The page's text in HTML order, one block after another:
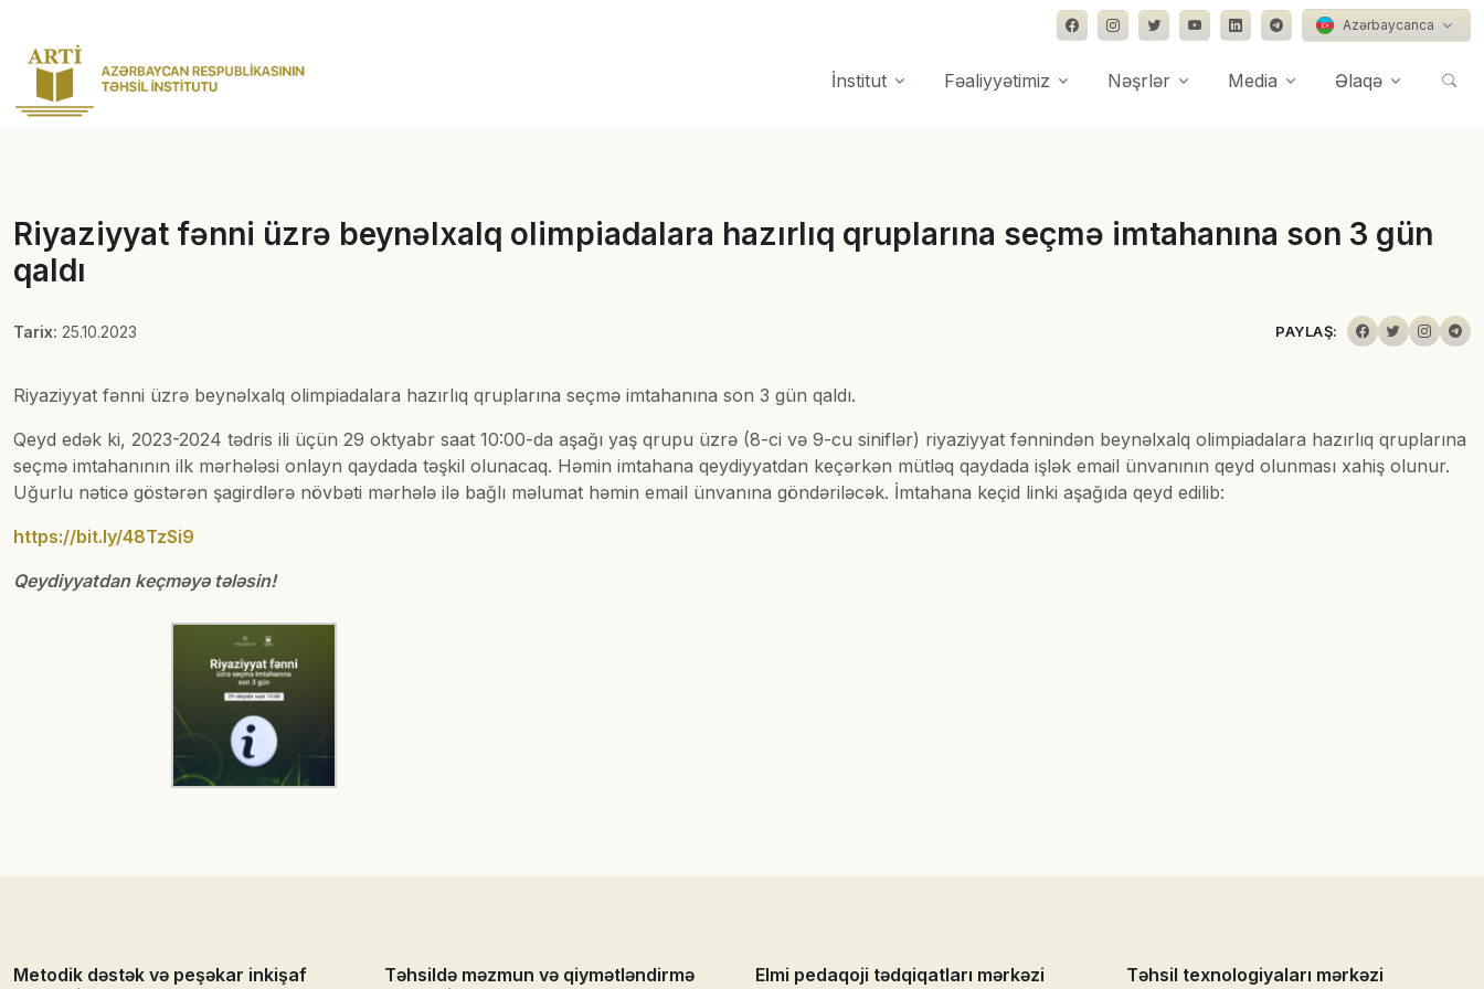
Azərbaycanca
İnstitut Fəaliyyətimiz Nəşrlər Media Əlaqə
Riyaziyyat fənni üzrə beynəlxalq olimpiadalara hazırlıq qruplarına seçmə imtahanına son 3 gün
qaldı
Tarix: 25.10.2023 PAYLAŞ:
Riyaziyyat fənni üzrə beynəlxalq olimpiadalara hazırlıq qruplarına seçmə imtahanına son 3 gün qaldı.
Qeyd edək ki, 2023-2024 tədris ili üçün 29 oktyabr saat 10:00-da aşağı yaş qrupu üzrə (8-ci və 9-cu siniflər) riyaziyyat fənnindən beynəlxalq olimpiadalara hazırlıq qruplarına
seçmə imtahanının ilk mərhələsi onlayn qaydada təşkil olunacaq. Həmin imtahana qeydiyyatdan keçərkən mütləq qaydada işlək email ünvanının qeyd olunması xahiş olunur.
Uğurlu nəticə göstərən şagirdlərə növbəti mərhələ ilə bağlı məlumat həmin email ünvanına göndəriləcək. İmtahana keçid linki aşağıda qeyd edilib:
https://bit.ly/48TzSi9
Qeydiyyatdan keçməyə tələsin!
Metodik dəstək və peşəkar inkişaf
Təhsildə məzmun və qiymətləndirmə
Elmi pedaqoji tədqiqatları mərkəzi Təhsil texnologiyaları mərkəzi